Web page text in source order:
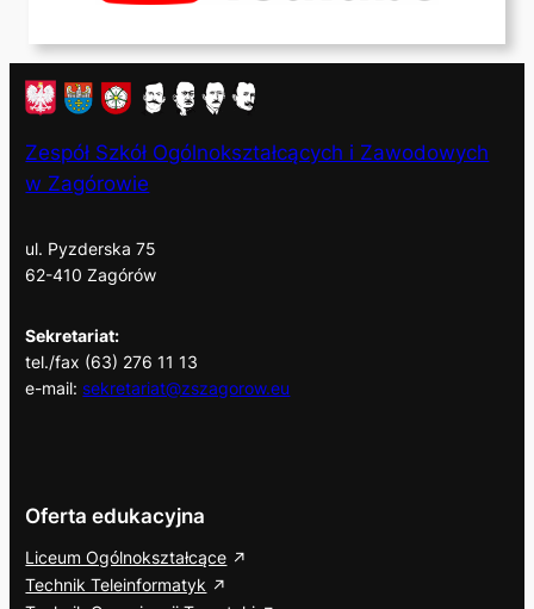
Zespół Szkół Ogólnokształcących i Zawodowych
w Zagórowie
ul. Pyzderska 75
62-410 Zagórów
Sekretariat:
tel./fax (63) 276 11 13
e-mail: sekretariat@zszagorow.eu
Oferta edukacyjna
Liceum Ogólnokształcące
Technik Teleinformatyk